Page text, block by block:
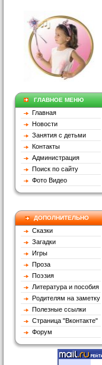
ГЛАВНОЕ МЕНЮ
Главная
Новости
Занятия с детьми
Контакты
Администрация
Поиск по сайту
Фото Видео
ДОПОЛНИТЕЛЬНО
Сказки
Загадки
Игры
Проза
Поэзия
Литература и пособия
Родителям на заметку
Полезные ссылки
Страница "Вконтакте"
Форум